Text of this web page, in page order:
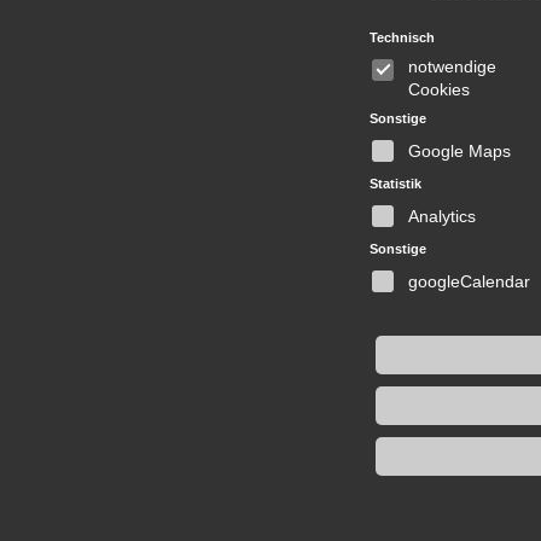
Technisch
notwendige
Cookies
Sonstige
Google Maps
Statistik
Analytics
Sonstige
googleCalendar